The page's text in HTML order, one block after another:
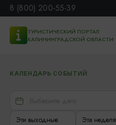
8 (800) 200-55-39
ТУРИСТИЧЕСКИЙ ПОРТАЛ
КАЛИНИНГРАДСКОЙ ОБЛАСТИ
КАЛЕНДАРЬ СОБЫТИЙ
Эти выходные Эта неделя